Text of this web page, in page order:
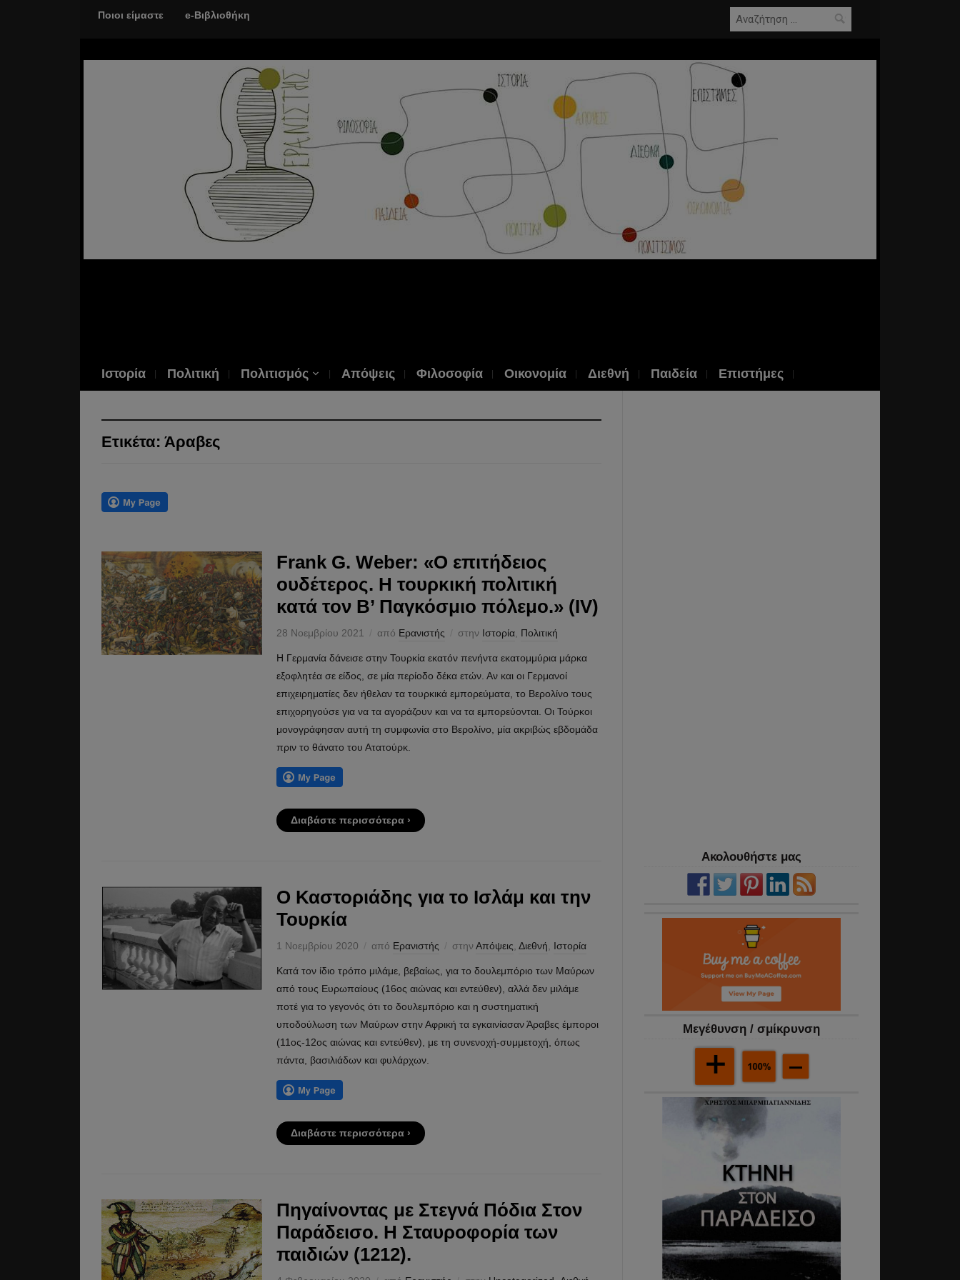
Ποιοι είμαστε e-Βιβλιοθήκη
Αναζήτηση
για:
Ιστορία Πολιτική Πολιτισμός Απόψεις Φιλοσοφία Οικονομία Διεθνή Παιδεία Επιστήμες
Ετικέτα: Άραβες
Frank G. Weber: «Ο επιτήδειος
ουδέτερος. Η τουρκική πολιτική
κατά τον Β’ Παγκόσμιο πόλεμο.» (ΙV)
28 Νοεμβρίου 2021 από Ερανιστής στην Ιστορία Πολιτική
Η Γερμανία δάνεισε στην Τουρκία εκατόν πενήντα εκατομμύρια μάρκα
εξοφλητέα σε είδος, σε μία περίοδο δέκα ετών. Αν και οι Γερμανοί
επιχειρηματίες δεν ήθελαν τα τουρκικά εμπορεύματα, το Βερολίνο τους
επιχορηγούσε για να τα αγοράζουν και να τα εμπορεύονται. Οι Τούρκοι
μονογράφησαν αυτή τη συμφωνία στο Βερολίνο, μία ακριβώς εβδομάδα
πριν το θάνατο του Ατατούρκ.
Διαβάστε περισσότερα ›
Ο Καστοριάδης για το Ισλάμ και την
Τουρκία
1 Νοεμβρίου 2020 από Ερανιστής στηνΑπόψεις Διεθνή Ιστορία
Κατά τον ίδιο τρόπο μιλάμε, βεβαίως, για το δουλεμπόριο των Μαύρων
από τους Ευρωπαίους (16ος αιώνας και εντεύθεν), αλλά δεν μιλάμε
ποτέ για το γεγονός ότι το δουλεμπόριο και η συστηματική
υποδούλωση των Μαύρων στην Αφρική τα εγκαινίασαν Άραβες έμποροι
(11ος-12ος αιώνας και εντεύθεν), με τη συνενοχή-συμμετοχή, όπως
πάντα, βασιλιάδων και φυλάρχων.
Διαβάστε περισσότερα ›
Πηγαίνοντας με Στεγνά Πόδια Στον
Παράδεισο. Η Σταυροφορία των
παιδιών (1212).
Ακολουθήστε μας
Mεγέθυνση / σμίκρυνση